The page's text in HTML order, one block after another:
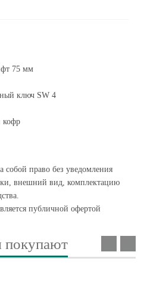
75 мм
ключ SW 4
кофр
собой право без уведомления
внешний вид, комплектацию
публичной офертой
покупают